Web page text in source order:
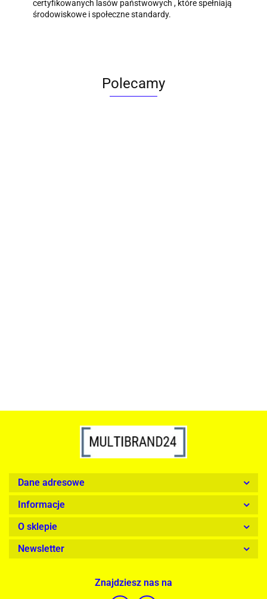
certyfikowanych lasów państwowych , które spełniają
środowiskowe i społeczne standardy.
Polecamy
Dane adresowe
Informacje
O sklepie
Newsletter
Znajdziesz nas na